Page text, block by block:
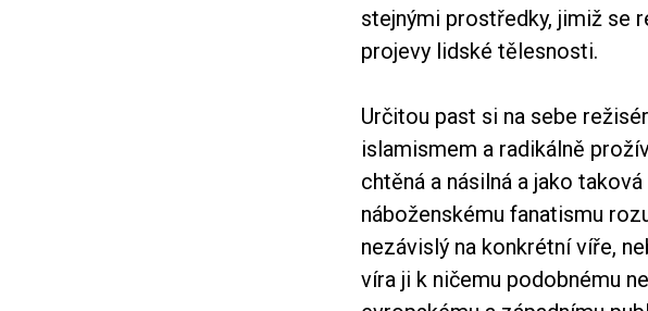
stejnými prostředky, jimiž se
projevy lidské tělesnosti.
Určitou past si na sebe
islamismem a radikálně
chtěná a násilná a jako
náboženskému fanatismu
nezávislý na konkrétní víře,
víra ji k ničemu podobnému